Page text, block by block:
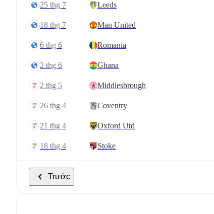
25 thg 7 Leeds
18 thg 7 Man United
6 thg 6 Romania
2 thg 6 Ghana
2 thg 5 Middlesbrough
26 thg 4 Coventry
21 thg 4 Oxford Utd
18 thg 4 Stoke
Trước